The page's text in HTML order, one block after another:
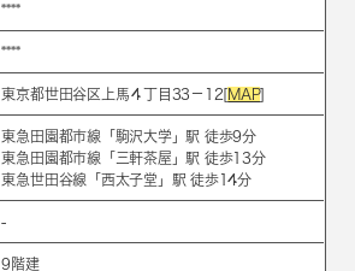
****
****
東京都世田谷区上馬４丁目33－12[ MAP]
東急田園都市線 「 駒沢大学」駅 徒歩9分
東急田園都市線 「 三軒茶屋 」駅 徒歩13分
東急世田谷線 「 西太子堂 」駅 徒歩14分
-
9階建